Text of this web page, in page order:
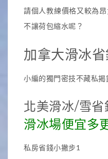
請個人教練價格又較為
不讓荷包縮水呢？
加拿大滑冰省
小編的獨門密技不藏私揭
北美滑冰/雪省
滑冰場便宜多
私房省錢小撇步1